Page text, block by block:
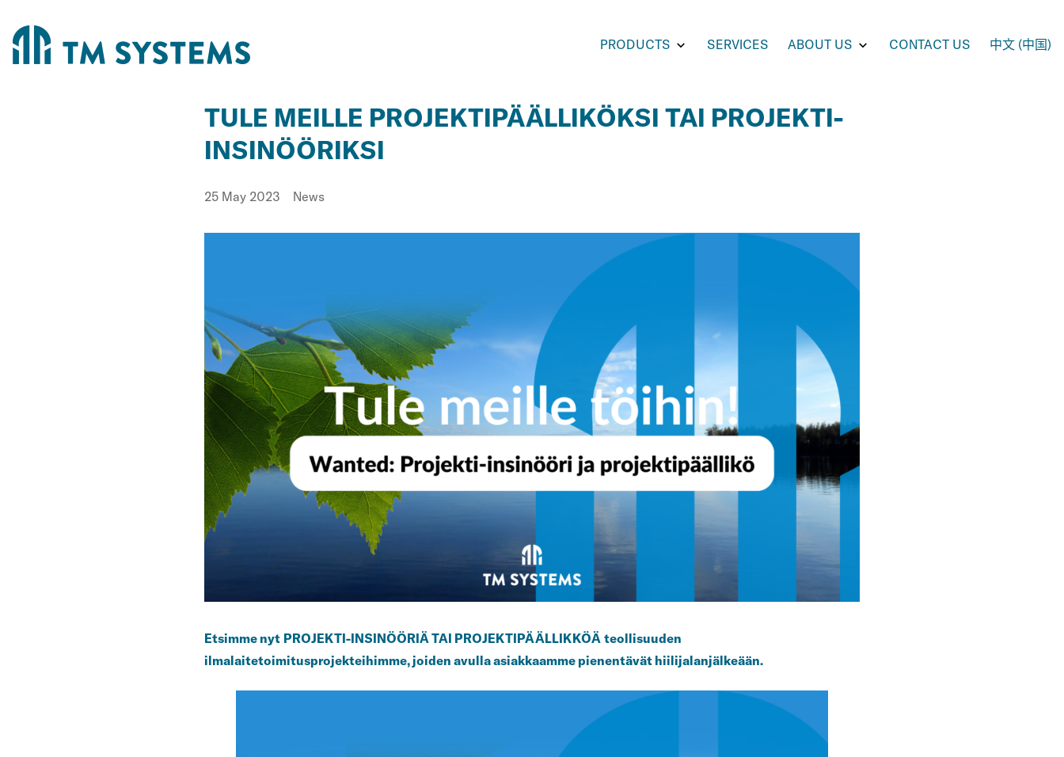
PRODUCTS ToggleSERVICES ABOUT US ToggleCONTACT US 中文 (中国)
TULE MEILLE PROJEKTIPÄÄLLIKÖKSI TAI PROJEKTI-
INSINÖÖRIKSI
Published
25 May 2023 Category:
News
Etsimme nyt PROJEKTI-INSINÖÖRIÄ TAI PROJEKTIPÄÄLLIKKÖÄ teollisuuden
ilmalaitetoimitusprojekteihimme, joiden avulla asiakkaamme pienentävät hiilijalanjälkeään.